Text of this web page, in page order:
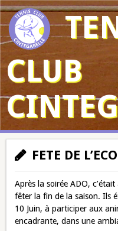
CLUB
FETE DE
Après la soirée ADO,
fêter la fin de la saison. Ils
10 Juin, à participer aux
encadrante, dans une